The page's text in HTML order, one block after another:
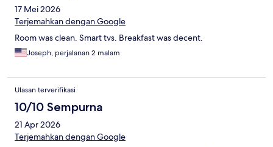
17 Mei 2026
Terjemahkan dengan Google
Room was clean. Smart tvs. Breakfast was decent.
Joseph, perjalanan 2 malam
Ulasan terverifikasi
10/10 Sempurna
21 Apr 2026
Terjemahkan dengan Google